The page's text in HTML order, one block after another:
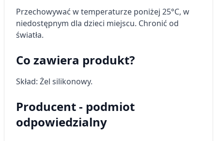
Przechowywać w temperaturze poniżej 25°C, w
niedostępnym dla dzieci miejscu. Chronić od
światła.
Co zawiera produkt?
Skład: Żel silikonowy.
Producent - podmiot
odpowiedzialny